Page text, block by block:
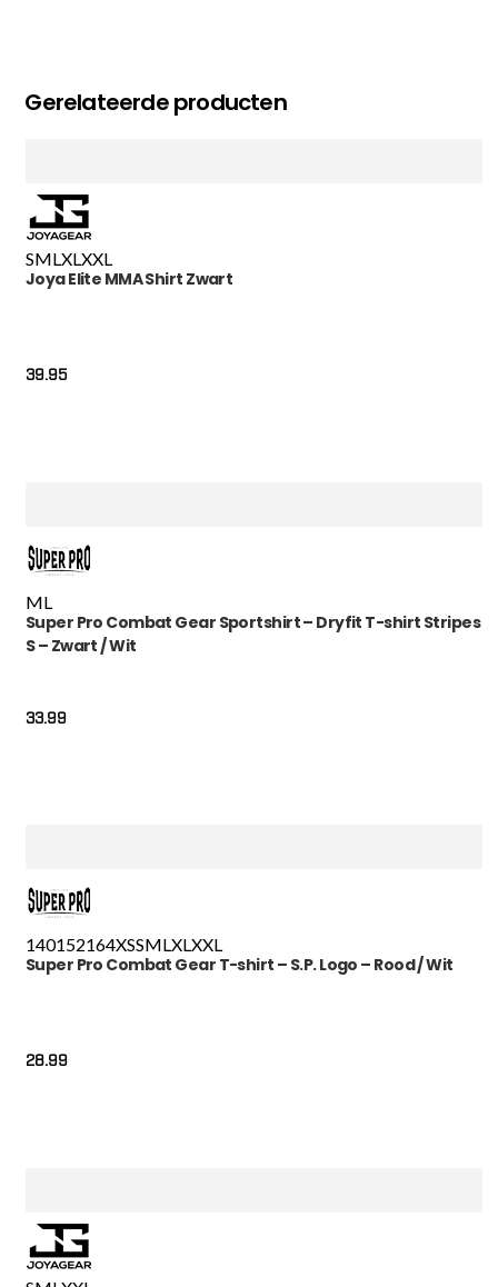
Gerelateerde producten
SMLXLXXL
Joya Elite MMA Shirt Zwart
39.95
ML
Super Pro Combat Gear Sportshirt – Dryfit T-shirt Stripes
S – Zwart / Wit
33.99
140152164XSSMLXLXXL
Super Pro Combat Gear T-shirt – S.P. Logo – Rood / Wit
28.99